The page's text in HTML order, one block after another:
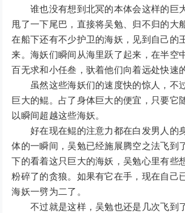
谁也没有想到北冥的本体会这样的巨
甩了一下尾巴，直接将吴勉、归不归的大
在船下还有不少护卫的海妖，见到自己的
来。海妖们瞬间从海里跃了起来，在半空
百无求和小任叁，驮着他们向着远处快速
虽然这些海妖们的速度快的惊人，不
巨大的鲲。占了身体巨大的便宜，只要它
以瞬间超越这些海妖。
好在现在鲲的注意力都在白发男人的
体的一瞬间，吴勉已经施展腾空之法飞到
下的看着这只巨大的海妖，吴勉心里有些
粉碎了的贪狼。如果有它在手，现在自己
海妖一劈为二了。
不过就是这样，吴勉也还是几次飞到